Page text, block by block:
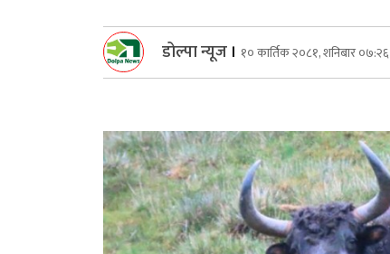
डोल्पा न्यूज । १० कार्तिक २०८१, शनिबार ०७:२६